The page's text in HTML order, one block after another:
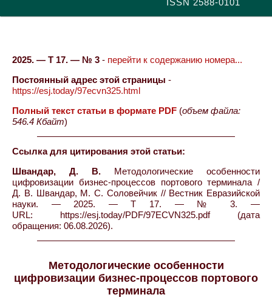
ISSN 2588-0101
2025. — Т 17. — № 3 - перейти к содержанию номера...
Постоянный адрес этой страницы -
https://esj.today/97ecvn325.html
Полный текст статьи в формате PDF (объем файла:
546.4 Кбайт)
Ссылка для цитирования этой статьи:
Швандар, Д. В. Методологические особенности
цифровизации бизнес-процессов портового терминала /
Д. В. Швандар, М. С. Соловейчик // Вестник Евразийской
науки. — 2025. — Т 17. — № 3. —
URL: https://esj.today/PDF/97ECVN325.pdf (дата
обращения: 06.08.2026).
Методологические особенности
цифровизации бизнес-процессов портового
терминала